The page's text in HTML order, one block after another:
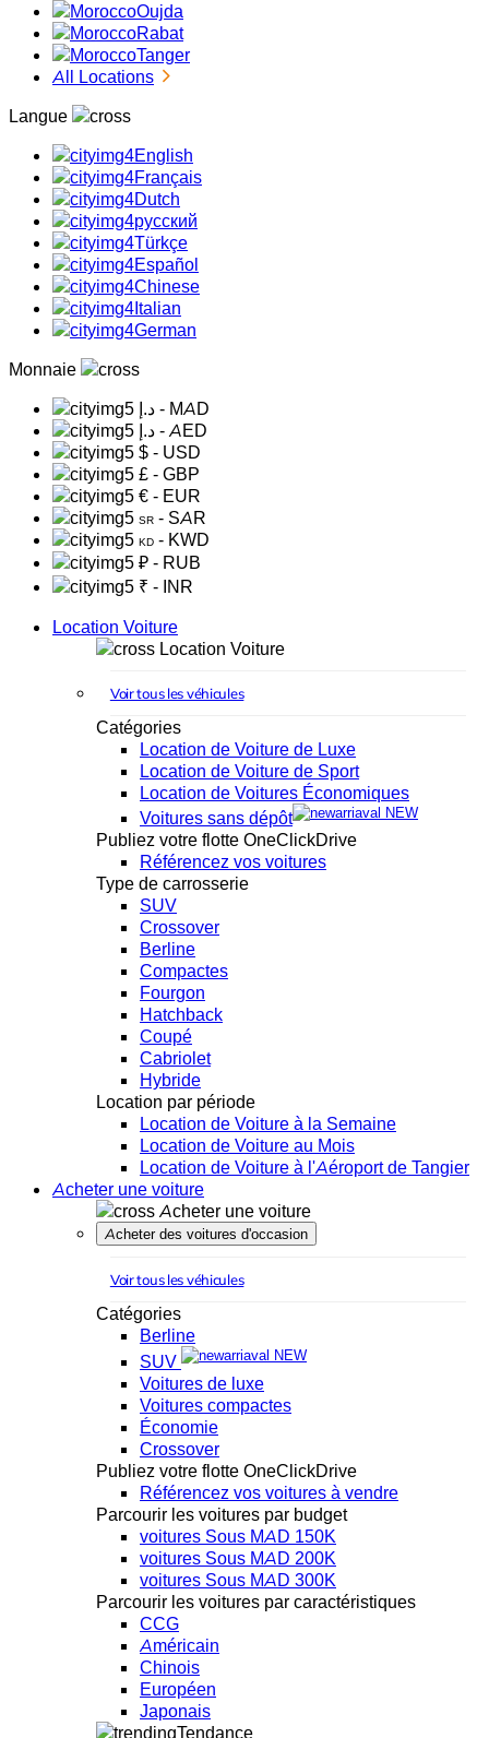
Oujda
Rabat
Tanger
All Locations
Langue
English
Français
Dutch
русский
Türkçe
Español
Chinese
Italian
German
Monnaie
د.إ - MAD
د.إ - AED
$ - USD
£ - GBP
€ - EUR
SR - SAR
KD - KWD
₽ - RUB
₹ - INR
Location Voiture
Location Voiture
Voir tous les véhicules
Catégories
Location de Voiture de Luxe
Location de Voiture de Sport
Location de Voitures Économiques
Voitures sans dépôt
NEW
Publiez votre flotte OneClickDrive
Référencez vos voitures
Type de carrosserie
SUV
Crossover
Berline
Compactes
Fourgon
Hatchback
Coupé
Cabriolet
Hybride
Location par période
Location de Voiture à la Semaine
Location de Voiture au Mois
Location de Voiture à l'Aéroport de Tangier
Acheter une voiture
Acheter une voiture
Acheter des voitures d'occasion
Voir tous les véhicules
Catégories
Berline
SUV
NEW
Voitures de luxe
Voitures compactes
Économie
Crossover
Publiez votre flotte OneClickDrive
Référencez vos voitures à vendre
Parcourir les voitures par budget
voitures Sous MAD 150K
voitures Sous MAD 200K
voitures Sous MAD 300K
Parcourir les voitures par caractéristiques
CCG
Américain
Chinois
Européen
Japonais
Tendance